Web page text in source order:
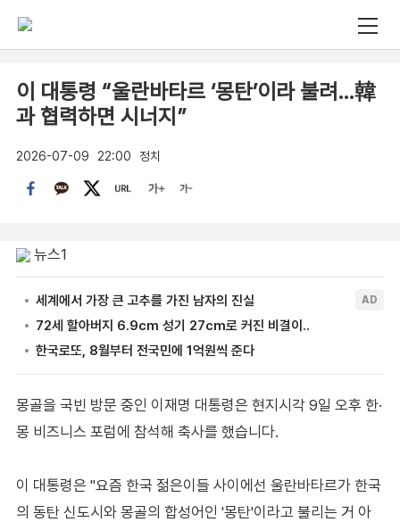
이 대통령 “울란바타르 ‘몽탄’이라 불려…韓
과 협력하면 시너지”
2026-07-09 22:00 정치
뉴스1
몽골을 국빈 방문 중인 이재명 대통령은 현지시각 9일 오후 한·
몽 비즈니스 포럼에 참석해 축사를 했습니다.
이 대통령은 "요즘 한국 젊은이들 사이에선 울란바타르가 한국
의 동탄 신도시와 몽골의 합성어인 '몽탄'이라고 불리는 거 아